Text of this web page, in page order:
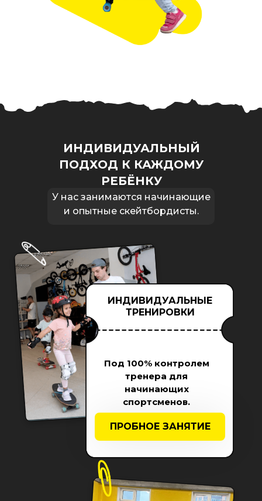
ИНДИВИДУАЛЬНЫЙ
ПОДХОД К КАЖДОМУ
РЕБЁНКУ
У нас занимаются начинающие
и опытные скейтбордисты.
ИНДИВИДУАЛЬНЫЕ
ТРЕНИРОВКИ
Под 100% контролем
тренера для
начинающих
спортсменов.
ПРОБНОЕ ЗАНЯТИЕ